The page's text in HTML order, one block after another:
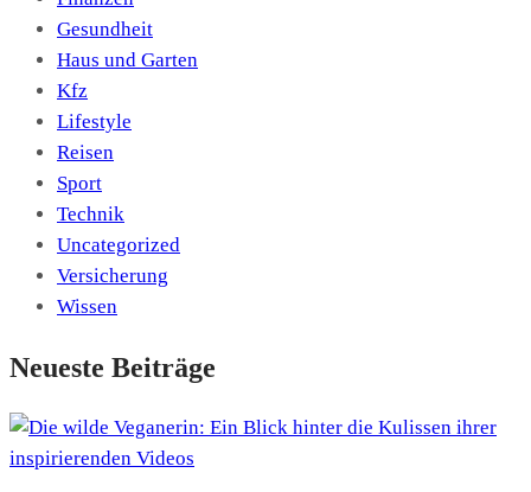
Gesundheit
Haus und Garten
Kfz
Lifestyle
Reisen
Sport
Technik
Uncategorized
Versicherung
Wissen
Neueste Beiträge